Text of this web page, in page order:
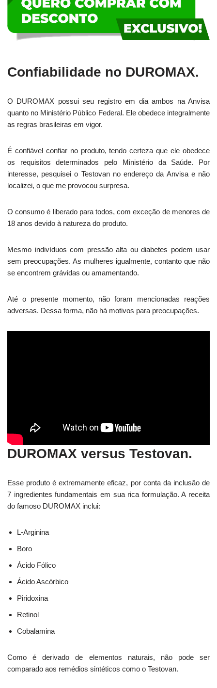
Confiabilidade no DUROMAX.
O DUROMAX possui seu registro em dia ambos na Anvisa
quanto no Ministério Público Federal. Ele obedece integralmente
as regras brasileiras em vigor.
É confiável confiar no produto, tendo certeza que ele obedece
os requisitos determinados pelo Ministério da Saúde. Por
interesse, pesquisei o Testovan no endereço da Anvisa e não
localizei, o que me provocou surpresa.
O consumo é liberado para todos, com exceção de menores de
18 anos devido à natureza do produto.
Mesmo indivíduos com pressão alta ou diabetes podem usar
sem preocupações. As mulheres igualmente, contanto que não
se encontrem grávidas ou amamentando.
Até o presente momento, não foram mencionadas reações
adversas. Dessa forma, não há motivos para preocupações.
DUROMAX versus Testovan.
Esse produto é extremamente eficaz, por conta da inclusão de
7 ingredientes fundamentais em sua rica formulação. A receita
do famoso DUROMAX inclui:
L-Arginina
Boro
Ácido Fólico
Ácido Ascórbico
Piridoxina
Retinol
Cobalamina
Como é derivado de elementos naturais, não pode ser
comparado aos remédios sintéticos como o Testovan.